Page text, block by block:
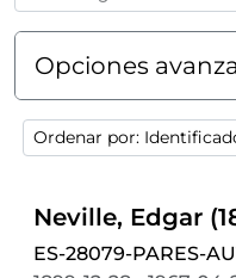
Opciones
Ordenar por:
Neville, Edgar
ES-28079-PARES-